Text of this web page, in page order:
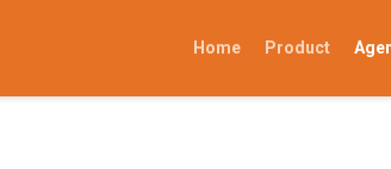
Home Product